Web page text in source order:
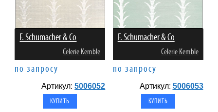
F. Schumacher & Co
Celerie Kemble
по запросу
Артикул:5006052
F. Schumacher & Co
Celerie Kemble
по запросу
Артикул: 5006053